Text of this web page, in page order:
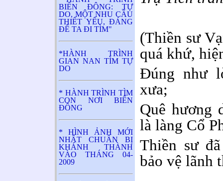
BIỂN ĐÔNG: TỰ
DO, MỘT NHU CẦU
THIẾT YẾU, ĐÁNG
ĐỂ TA ĐI TÌM"
*HÀNH TRÌNH
GIAN NAN TÌM TỰ
DO
* HÀNH TRÌNH TÌM
CON NƠI BIỂN
ĐÔNG
* HÌNH ẢNH MỚI
NHẤT CHUẨN BỊ
KHÁNH THÀNH
VÀO THÁNG 04-
2009
(Thiền sư
quá khứ,
Đúng như
xưa;
Quê hương
là làng Cổ
Thiền sư
bảo vệ lãnh